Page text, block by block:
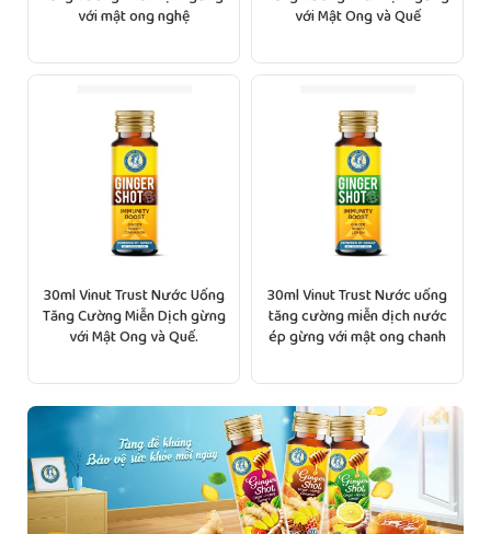
với mật ong nghệ
với Mật Ong và Quế
30ml Vinut Trust Nước Uống
Tăng Cường Miễn Dịch gừng
với Mật Ong và Quế.
30ml Vinut Trust Nước uống
tăng cường miễn dịch nước
ép gừng với mật ong chanh